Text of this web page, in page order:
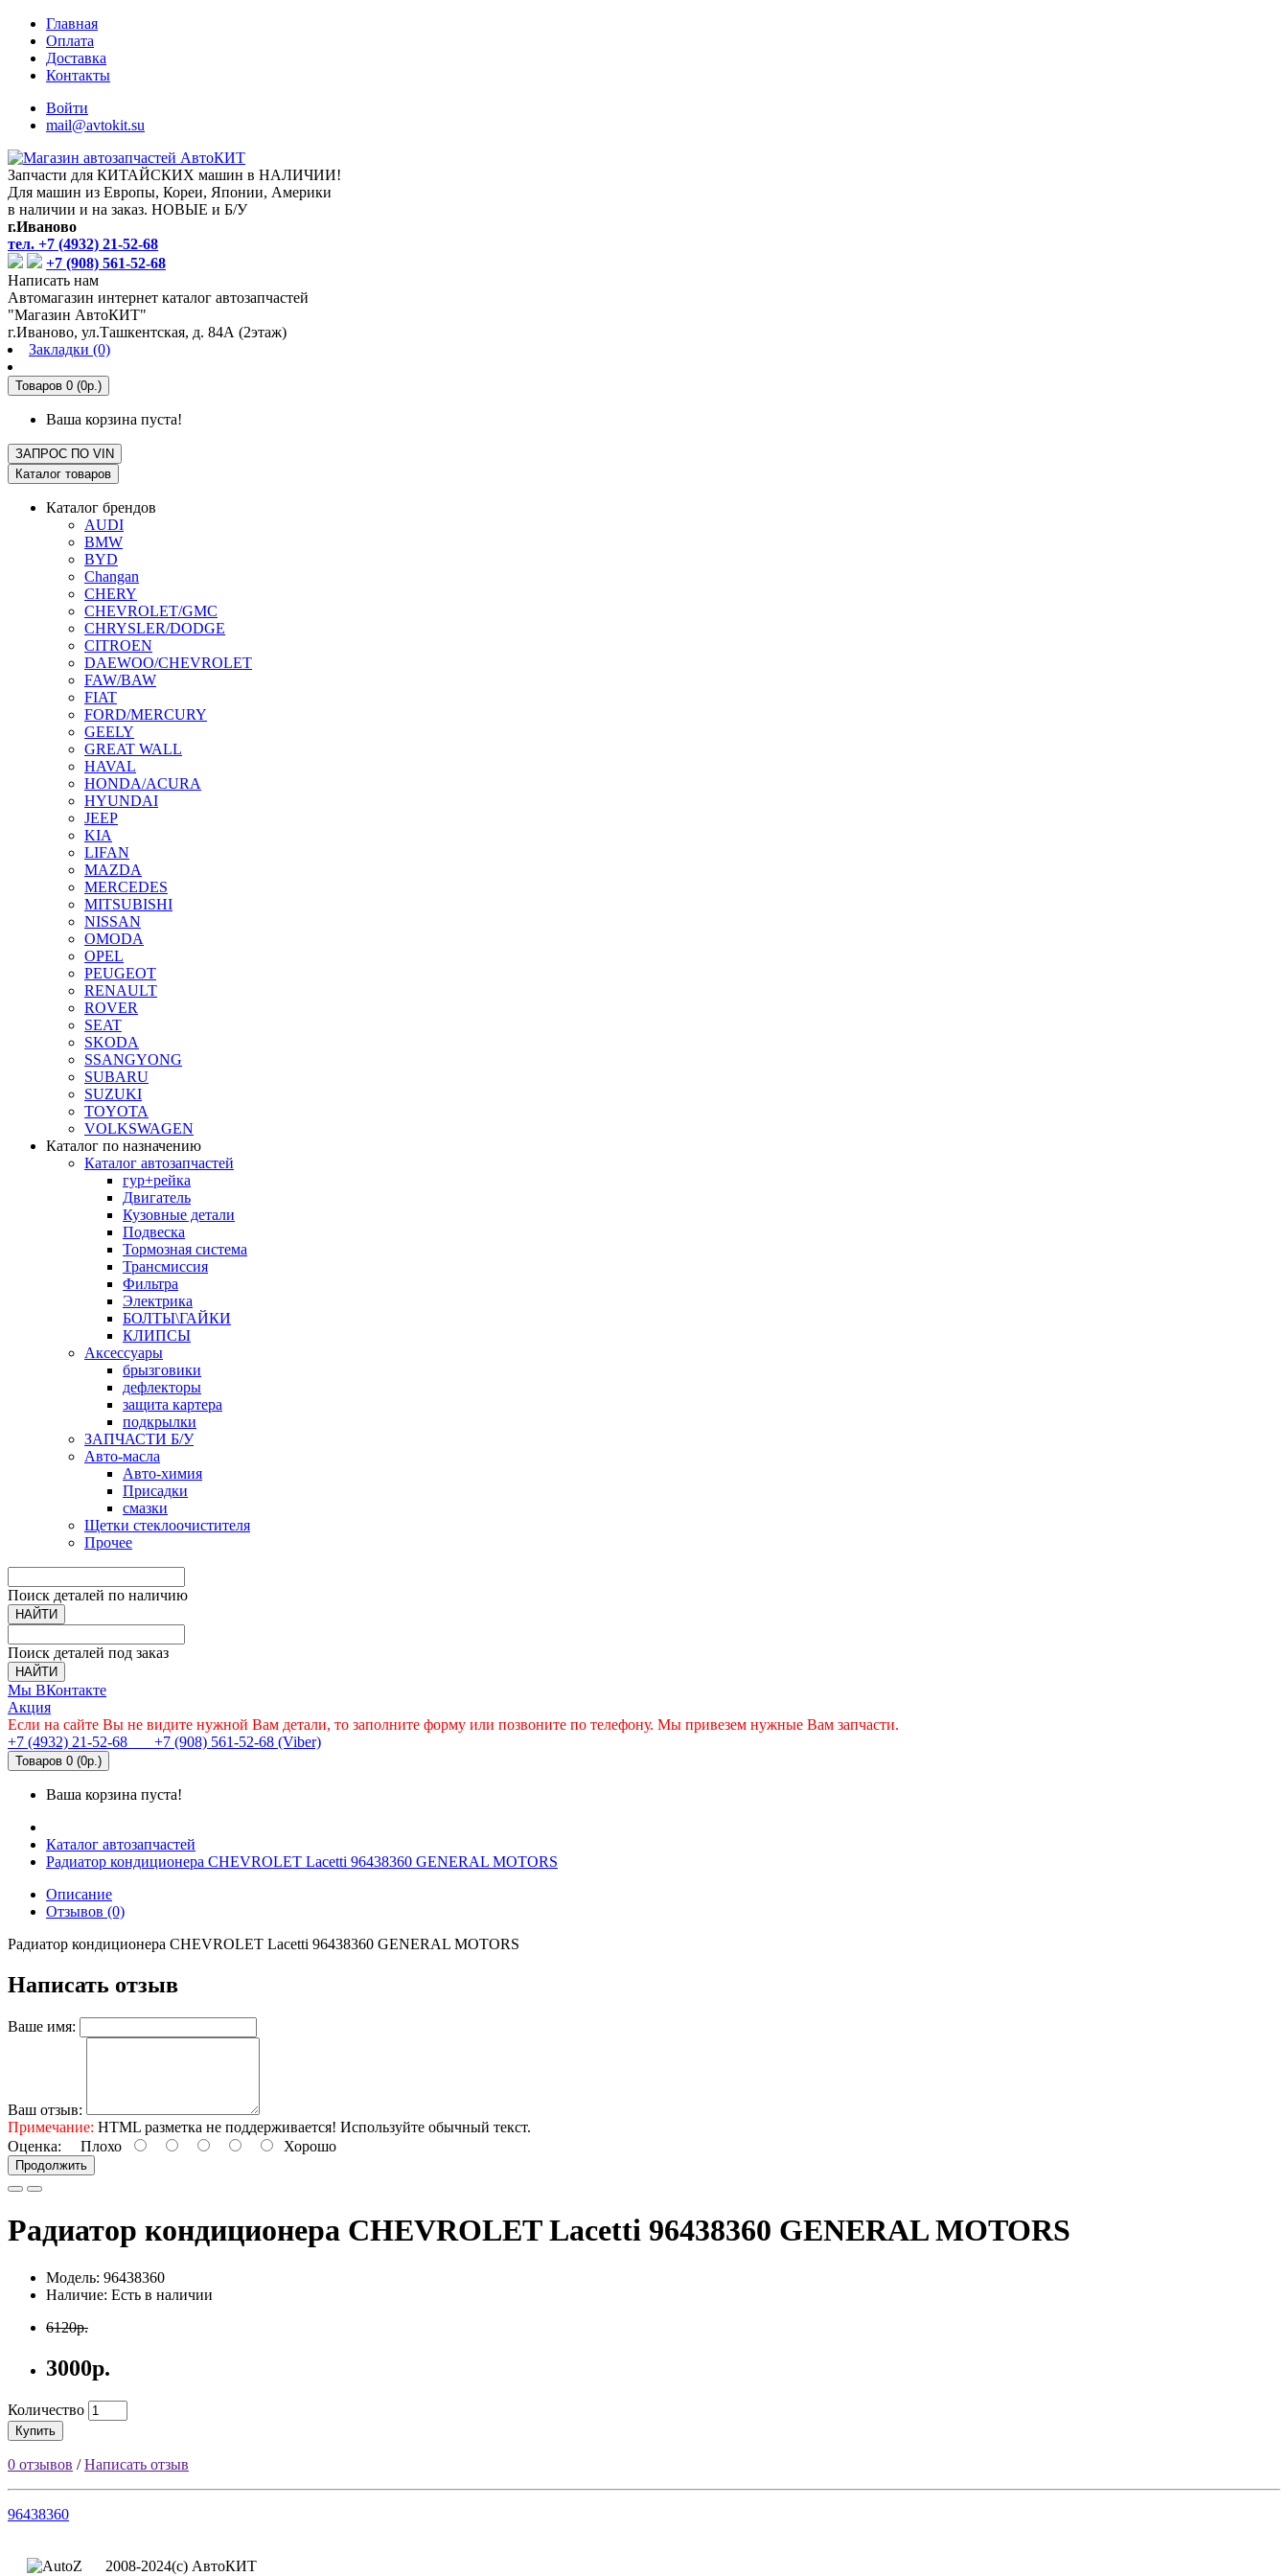
Главная
Оплата
Доставка
Контакты
Войти
mail@avtokit.su
Запчасти для КИТАЙСКИХ машин в НАЛИЧИИ!
Для машин из Европы, Кореи, Японии, Америки
в наличии и на заказ. НОВЫЕ и Б/У
г.Иваново
тел. +7 (4932) 21-52-68
+7 (908) 561-52-68
Написать нам
Автомагазин интернет каталог автозапчастей
"Магазин АвтоКИТ"
г.Иваново, ул.Ташкентская, д. 84А (2этаж)
Закладки (0)
Товаров 0 (0р.)
Ваша корзина пуста!
ЗАПРОС ПО VIN
Каталог товаров
Каталог брендов
AUDI
BMW
BYD
Changan
CHERY
CHEVROLET/GMC
CHRYSLER/DODGE
CITROEN
DAEWOO/CHEVROLET
FAW/BAW
FIAT
FORD/MERCURY
GEELY
GREAT WALL
HAVAL
HONDA/ACURA
HYUNDAI
JEEP
KIA
LIFAN
MAZDA
MERCEDES
MITSUBISHI
NISSAN
OMODA
OPEL
PEUGEOT
RENAULT
ROVER
SEAT
SKODA
SSANGYONG
SUBARU
SUZUKI
TOYOTA
VOLKSWAGEN
Каталог по назначению
Каталог автозапчастей
гур+рейка
Двигатель
Кузовные детали
Подвеска
Тормозная система
Трансмиссия
Фильтра
Электрика
БОЛТЫ\ГАЙКИ
КЛИПСЫ
Аксессуары
брызговики
дефлекторы
защита картера
подкрылки
ЗАПЧАСТИ Б/У
Авто-масла
Авто-химия
Присадки
смазки
Щетки стеклоочистителя
Прочее
Поиск деталей по наличию
НАЙТИ
Поиск деталей под заказ
НАЙТИ
Мы ВКонтакте
Акция
Если на сайте Вы не видите нужной Вам детали, то заполните форму или позвоните по телефону. Мы привезем нужные Вам запчасти.
+7 (4932) 21-52-68
+7 (908) 561-52-68 (Viber)
Товаров 0 (0р.)
Ваша корзина пуста!
Каталог автозапчастей
Радиатор кондиционера CHEVROLET Lacetti 96438360 GENERAL MOTORS
Описание
Отзывов (0)
Радиатор кондиционера CHEVROLET Lacetti 96438360 GENERAL MOTORS
Написать отзыв
Ваше имя:
Ваш отзыв:
Примечание: HTML разметка не поддерживается! Используйте обычный текст.
Оценка: Плохо Хорошо
Продолжить
Радиатор кондиционера CHEVROLET Lacetti 96438360 GENERAL MOTORS
Модель: 96438360
Наличие: Есть в наличии
6120р.
3000р.
Количество
Купить
0 отзывов /Написать отзыв
96438360
2008-2024(c) АвтоКИТ